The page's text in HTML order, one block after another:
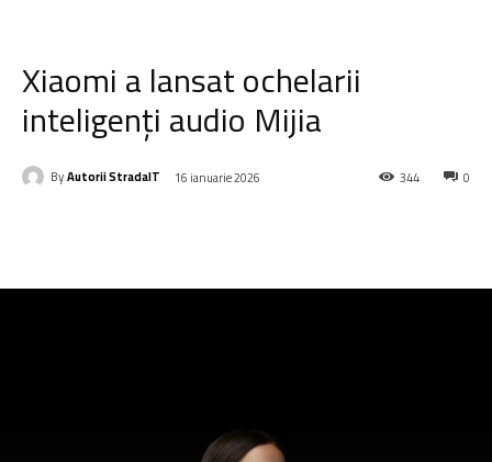
Xiaomi a lansat ochelarii
inteligenți audio Mijia
ByAutorii StradaIT 16 ianuarie 2026 0
344